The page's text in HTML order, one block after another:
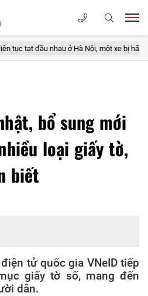
ở Hà Nội, một xe bị hất văng
bổ sung mới
loại giấy tờ,
biết
tử quốc gia VNeID tiếp
giấy tờ số, mang đến
dân.